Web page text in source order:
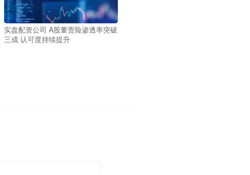
实盘配资公司 A股董责险渗透率突破
三成 认可度持续提升